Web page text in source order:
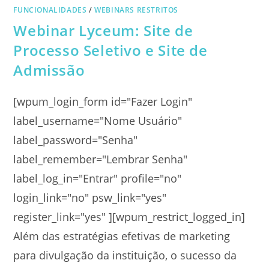
FUNCIONALIDADES /WEBINARS RESTRITOS
Webinar Lyceum: Site de
Processo Seletivo e Site de
Admissão
[wpum_login_form id="Fazer Login"
label_username="Nome Usuário"
label_password="Senha"
label_remember="Lembrar Senha"
label_log_in="Entrar" profile="no"
login_link="no" psw_link="yes"
register_link="yes" ][wpum_restrict_logged_in]
Além das estratégias efetivas de marketing
para divulgação da instituição, o sucesso da